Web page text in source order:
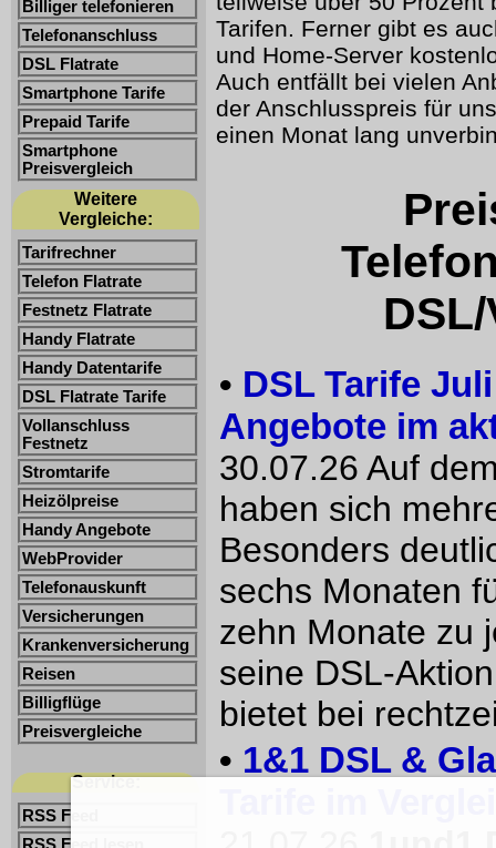
Billiger telefonieren
Telefonanschluss
DSL Flatrate
Smartphone Tarife
Prepaid Tarife
Smartphone
Preisvergleich
Weitere
Vergleiche:
Tarifrechner
Telefon Flatrate
Festnetz Flatrate
Handy Flatrate
Handy Datentarife
DSL Flatrate Tarife
Vollanschluss
Festnetz
Stromtarife
Heizölpreise
Handy Angebote
WebProvider
Telefonauskunft
Versicherungen
Krankenversicherung
Reisen
Billigflüge
Preisvergleiche
Service:
RSS Feed
Tarifen. Ferner gibt es
und Home-Server
Auch entfällt bei vielen
der Anschlusspreis für
einen Monat lang
• DSL Tarife
Angebote im
30.07.26 Auf
haben sich
Besonders
sechs Monaten
zehn Monate zu
seine DSL-
bietet bei
• 1&1 DSL &